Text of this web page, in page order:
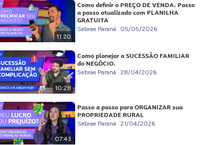
11:20
Como definir o PREÇO DE VENDA. Passo
a passo atualizado com PLANILHA
GRATUITA
Sebrae Paraná 05/05/2026
10:28
Como planejar a SUCESSÃO FAMILIAR
do NEGÓCIO.
Sebrae Paraná 28/04/2026
07:43
Passo a passo para ORGANIZAR sua
PROPRIEDADE RURAL
Sebrae Paraná 21/04/2026